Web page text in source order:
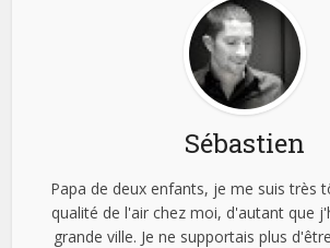
Sébastien
Papa de deux enfants, je me suis très
qualité de l'air chez moi, d'autant que
grande ville. Je ne supportais plus